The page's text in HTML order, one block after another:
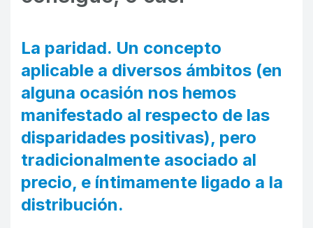
La paridad. Un concepto
aplicable a diversos ámbitos (en
alguna ocasión nos hemos
manifestado al respecto de las
disparidades positivas), pero
tradicionalmente asociado al
precio, e íntimamente ligado a la
distribución.